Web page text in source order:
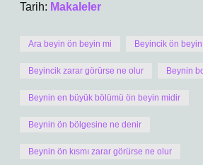
Tarih: Makaleler
Ara beyin ön beyin mi Beyincik ön
Beyincik zarar görürse ne olur Beynin
Beynin en büyük bölümü ön beyin midir
Beynin ön bölgesine ne denir
Beynin ön kısmı zarar görürse ne olur